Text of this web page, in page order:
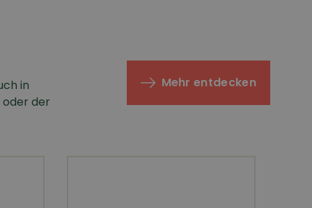
in
oder der
Mehr entdecken